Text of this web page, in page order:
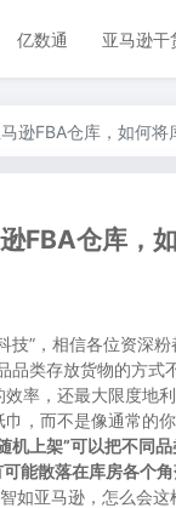
亿数通 亚马逊干
逊FBA仓库，如何
FBA仓库，
技”，相信各位资深
品类存放货物的方
效率，还最大限度地
，而不是像通常的
机上架”可以把不同
能散落在库房各个
如亚马逊，怎么会